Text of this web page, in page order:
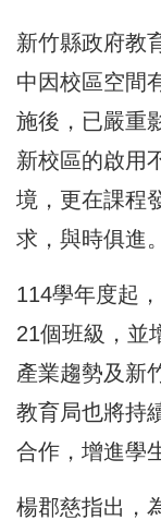
新竹縣政府教
中因校區空間
施後，已嚴重
新校區的啟用
境，更在課程
求，與時俱進。
114學年度起
21個班級，並
產業趨勢及新
教育局也將持
合作，增進學
楊郡慈指出，